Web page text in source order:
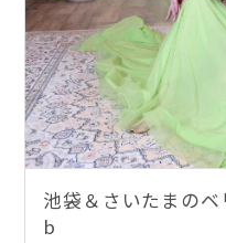
池袋＆さいたまの
b